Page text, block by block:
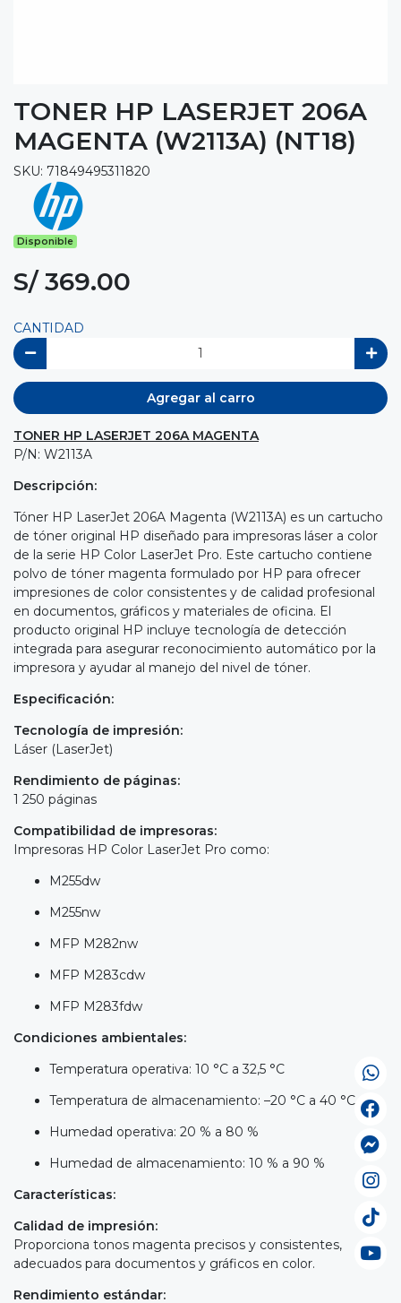
TONER HP LASERJET 206A
MAGENTA (W2113A) (NT18)
SKU: 71849495311820
Disponible
S/ 369.00
CANTIDAD
Agregar al carro
TONER HP LASERJET 206A MAGENTA
P/N: W2113A
Descripción:
Tóner HP LaserJet 206A Magenta (W2113A) es un cartucho
de tóner original HP diseñado para impresoras láser a color
de la serie HP Color LaserJet Pro. Este cartucho contiene
polvo de tóner magenta formulado por HP para ofrecer
impresiones de color consistentes y de calidad profesional
en documentos, gráficos y materiales de oficina. El
producto original HP incluye tecnología de detección
integrada para asegurar reconocimiento automático por la
impresora y ayudar al manejo del nivel de tóner.
Especificación:
Tecnología de impresión:
Láser (LaserJet)
Rendimiento de páginas:
1 250 páginas
Compatibilidad de impresoras:
Impresoras HP Color LaserJet Pro como:
M255dw
M255nw
MFP M282nw
MFP M283cdw
MFP M283fdw
Condiciones ambientales:
Temperatura operativa: 10 °C a 32,5 °C
Temperatura de almacenamiento: –20 °C a 40 °C
Humedad operativa: 20 % a 80 %
Humedad de almacenamiento: 10 % a 90 %
Características:
Calidad de impresión:
Proporciona tonos magenta precisos y consistentes,
adecuados para documentos y gráficos en color.
Rendimiento estándar: